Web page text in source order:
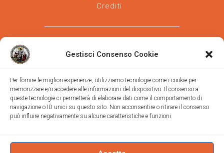
Gestisci Consenso Cookie
Per fornire le migliori esperienze, utilizziamo tecnologie come i cookie per
memorizzare e/o accedere alle informazioni del dispositivo. Il consenso a
queste tecnologie ci permetterà di elaborare dati come il comportamento di
navigazione o ID unici su questo sito. Non acconsentire o ritirare il consenso
può influire negativamente su alcune caratteristiche e funzioni.
Crediti
Parrocchia san Vincenzo de' Paoli-Diocesi
di Trieste
via Vittorino da Feltre, 11 (chiesa)
Trieste